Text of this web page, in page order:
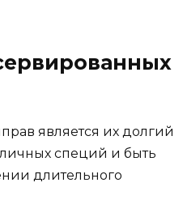
является их долгий
специй и быть
длительного